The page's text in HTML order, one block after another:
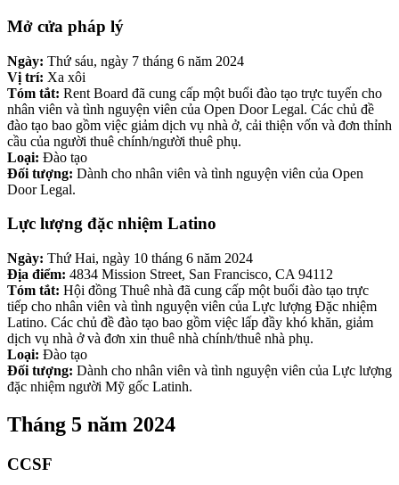
Mở cửa pháp lý
Ngày: Thứ sáu, ngày 7 tháng 6 năm 2024
Vị trí: Xa xôi
Tóm tắt: Rent Board đã cung cấp một buổi đào tạo trực tuyến cho
nhân viên và tình nguyện viên của Open Door Legal. Các chủ đề
đào tạo bao gồm việc giảm dịch vụ nhà ở, cải thiện vốn và đơn thỉnh
cầu của người thuê chính/người thuê phụ.
Loại: Đào tạo
Đối tượng: Dành cho nhân viên và tình nguyện viên của Open
Door Legal.
Lực lượng đặc nhiệm Latino
Ngày: Thứ Hai, ngày 10 tháng 6 năm 2024
Địa điểm: 4834 Mission Street, San Francisco, CA 94112
Tóm tắt: Hội đồng Thuê nhà đã cung cấp một buổi đào tạo trực
tiếp cho nhân viên và tình nguyện viên của Lực lượng Đặc nhiệm
Latino. Các chủ đề đào tạo bao gồm việc lấp đầy khó khăn, giảm
dịch vụ nhà ở và đơn xin thuê nhà chính/thuê nhà phụ.
Loại: Đào tạo
Đối tượng: Dành cho nhân viên và tình nguyện viên của Lực lượng
đặc nhiệm người Mỹ gốc Latinh.
Tháng 5 năm 2024
CCSF